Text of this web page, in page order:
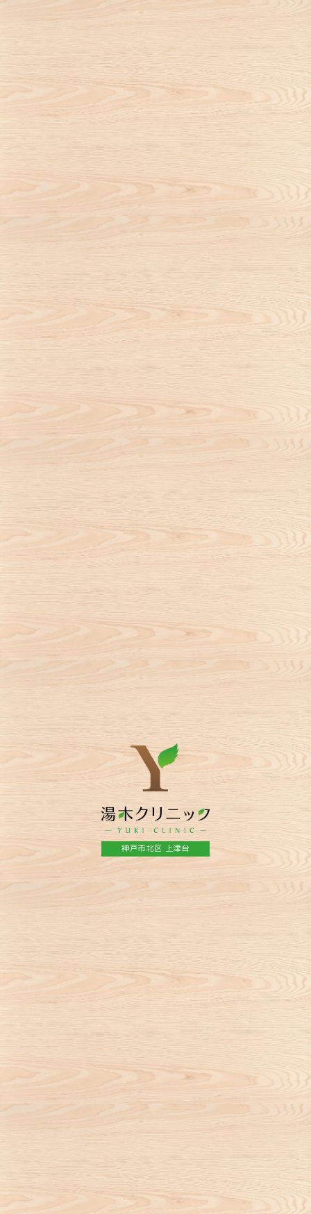
神戸市北区 上津台